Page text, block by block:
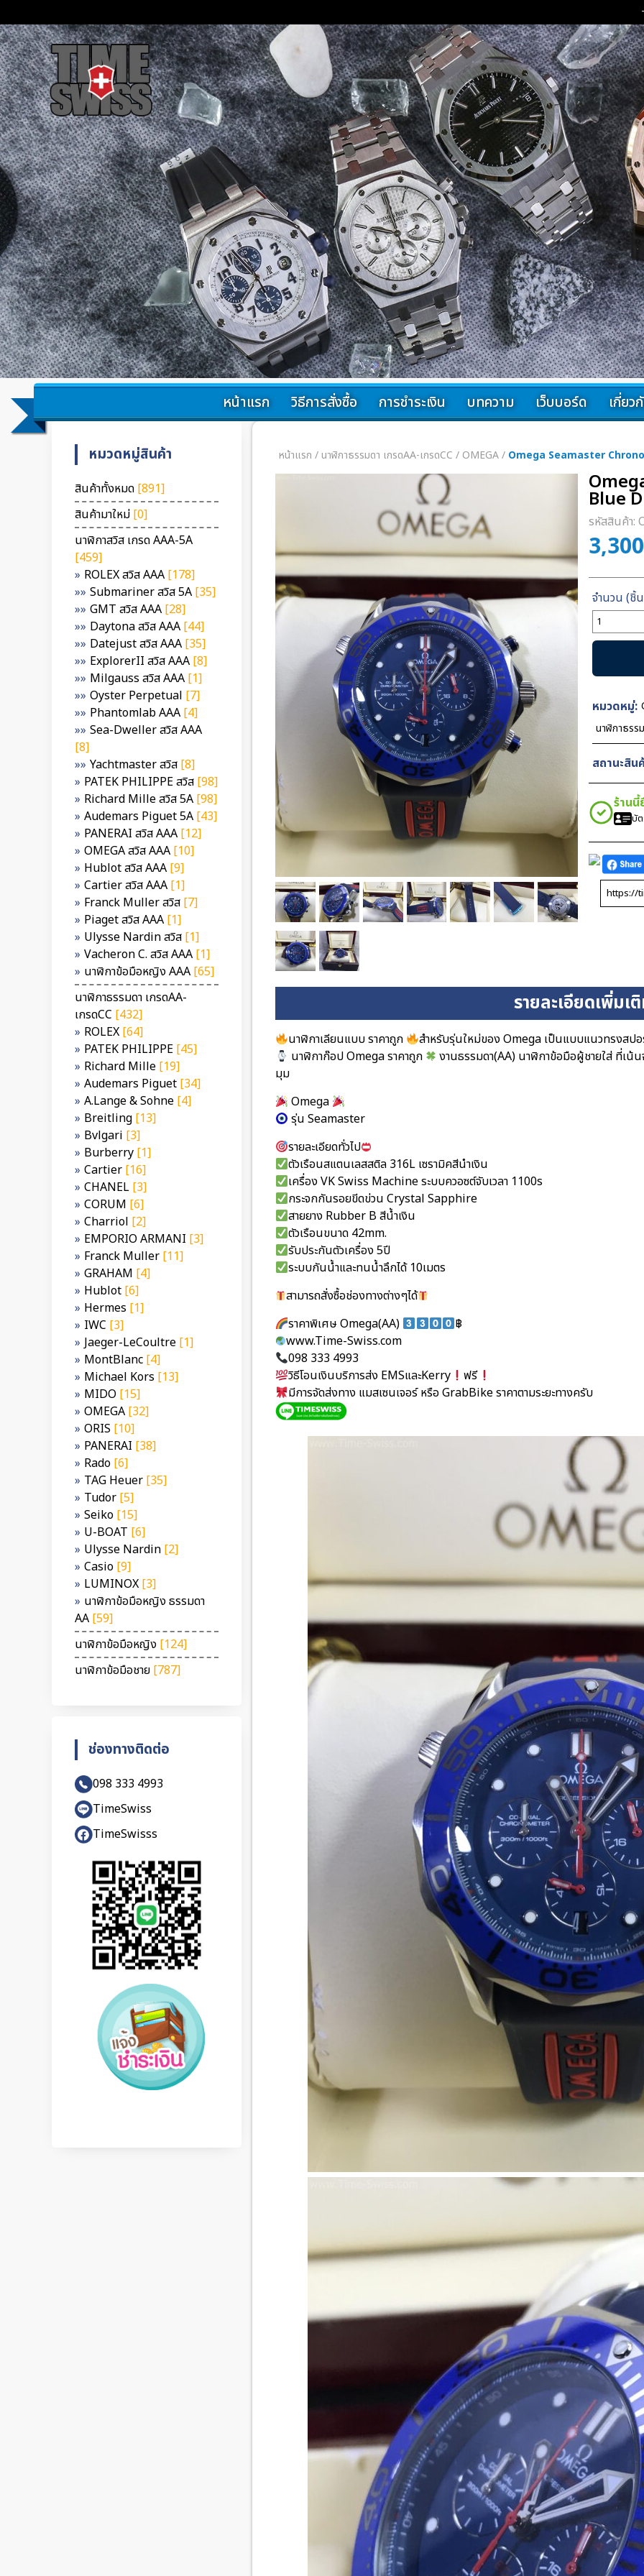
หน้าแรก วิธีการสั่งซื้อ การชำระเงิน บทความ เว็บบอร์ด เกี่ยว
หมวดหมู่สินค้า
สินค้าทั้งหมด [891]
สินค้ามาใหม่ [0]
นาฬิกาสวิส เกรด AAA-5A
[459]
ROLEX สวิส AAA [178]
Submariner สวิส 5A [35]
GMT สวิส AAA [28]
Daytona สวิส AAA [44]
Datejust สวิส AAA [35]
ExplorerII สวิส AAA [8]
Milgauss สวิส AAA [1]
Oyster Perpetual [7]
Phantomlab AAA [4]
Sea-Dweller สวิส AAA
[8]
Yachtmaster สวิส [8]
PATEK PHILIPPE สวิส [98]
Richard Mille สวิส 5A [98]
Audemars Piguet 5A [43]
PANERAI สวิส AAA [12]
OMEGA สวิส AAA [10]
Hublot สวิส AAA [9]
Cartier สวิส AAA [1]
Franck Muller สวิส [7]
Piaget สวิส AAA [1]
Ulysse Nardin สวิส [1]
Vacheron C. สวิส AAA [1]
นาฬิกาข้อมือหญิง AAA [65]
นาฬิกาธรรมดา เกรดAA-
เกรดCC [432]
ROLEX [64]
PATEK PHILIPPE [45]
Richard Mille [19]
Audemars Piguet [34]
A.Lange & Sohne [4]
Breitling [13]
Bvlgari [3]
Burberry [1]
Cartier [16]
CHANEL [3]
CORUM [6]
Charriol [2]
EMPORIO ARMANI [3]
Franck Muller [11]
GRAHAM [4]
Hublot [6]
Hermes [1]
IWC [3]
Jaeger-LeCoultre [1]
MontBlanc [4]
Michael Kors [13]
MIDO [15]
OMEGA [32]
ORIS [10]
PANERAI [38]
Rado [6]
TAG Heuer [35]
Tudor [5]
Seiko [15]
U-BOAT [6]
Ulysse Nardin [2]
Casio [9]
LUMINOX [3]
นาฬิกาข้อมือหญิง ธรรมดา
AA [59]
นาฬิกาข้อมือหญิง [124]
นาฬิกาข้อมือชาย [787]
ช่องทางติดต่อ
098 333 4993
TimeSwiss
TimeSwisss
หน้าแรก / นาฬิกาธรรมดา เกรดAA-เกรดCC / OMEGA/ Omega Seamaster
Blue
รหัสสินค้า:
จำนวน
Omega
Dial
42mm
หมวดหมู่:
นาฬิกาธรร
สถานะสิน
ร้าน
บัต
รายละเอียดเพิ่มเ
นาฬิกาเลียนแบบ ราคาถูก
สำหรับรุ่นใหม่ของ Omega เป็นแบบแนวทรงสป
นาฬิกาก๊อป Omega ราคาถูก
งานธรรมดา(AA) นาฬิกาข้อมือผู้ชายใส่ ที่เน้
มุม
Omega
รุ่น Seamaster
รายละเอียดทั่วไป
ตัวเรือนสแตนเลสสติล 316L เซรามิคสีนำเงิน
เครื่อง VK Swiss Machine ระบบควอซต์จับเวลา 1100s
กระจกกันรอยขีดข่วน Crystal Sapphire
สายยาง Rubber B สีน้ำเงิน
ตัวเรือนขนาด 42mm.
รับประกันตัวเครื่อง 5ปี
ระบบกันน้ำและทนน้ำลึกได้ 10เมตร
สามารถสั่งซื้อช่องทางต่างๆได้
ราคาพิเศษ Omega(AA)
฿
www.Time-Swiss.com
098 333 4993
วิธีโอนเงินบริการส่ง EMSและKerry
ฟรี
มีการจัดส่งทาง แมสเซนเจอร์ หรือ GrabBike ราคาตามระยะทางครับ